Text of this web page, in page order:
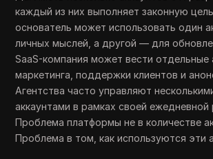
каждый из них выполняет законную
основатель может использовать один
личных мыслей, а другой — для
SaaS-компания может вести отдельные
маркетинга, поддержки клиентов и
Агентства часто управляют
аккаунтами в рамках своей ежедневной
Проблема платформы не в количестве
Проблема в том, как используются эти